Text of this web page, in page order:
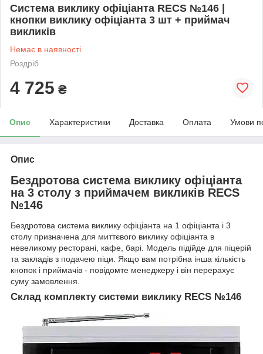
Система виклику офіціанта RECS №146 |
кнопки виклику офіціанта 3 шт + приймач
викликів
Немає в наявності
Роздріб
4 725 ₴
Опис Характеристики Доставка Оплата Умови
Опис
Бездротова система виклику офіціанта
на 3 столу з приймачем викликів RECS
№146
Бездротова система виклику офіціанта на 1 офіціанта і 3
столу призначена для миттєвого виклику офіціанта в
невеликому ресторані, кафе, барі. Модель підійде для піцерій
та закладів з подачею піци. Якщо вам потрібна інша кількість
кнопок і приймачів - повідомте менеджеру і він перерахує
суму замовлення.
Склад комплекту системи виклику RECS №146